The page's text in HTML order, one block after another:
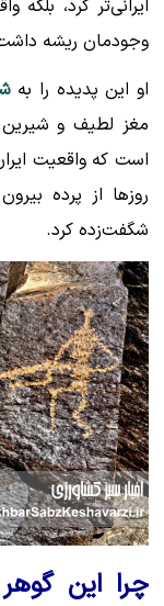
ایرانی‌تر کرد،
وجودمان ریشه
او این پدیده را به
مغز لطیف و
است که واقعیت
روزها از پرده
شگفت‌زده کرد.
چرا این